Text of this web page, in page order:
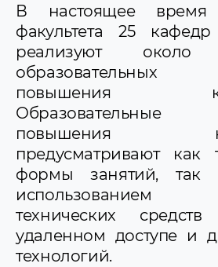
В настоящее
факультета 25 кафедр
реализуют около
повышения
Образовательные
повышения
предусматривают как
формы занятий, так
использованием
технических
удаленном доступе и
технологий.